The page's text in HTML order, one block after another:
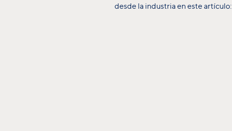
desde la industria en este artículo: